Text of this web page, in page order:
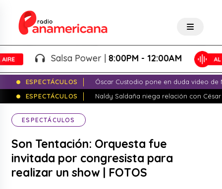
Salsa Power |8:00PM - 12:00AM
ESPECTÁCULOS
Óscar Custodio pone en duda video de
ESPECTÁCULOS
Naldy Saldaña niega relación con
ESPECTÁCULOS
Son Tentación: Orquesta fue
invitada por congresista para
realizar un show | FOTOS